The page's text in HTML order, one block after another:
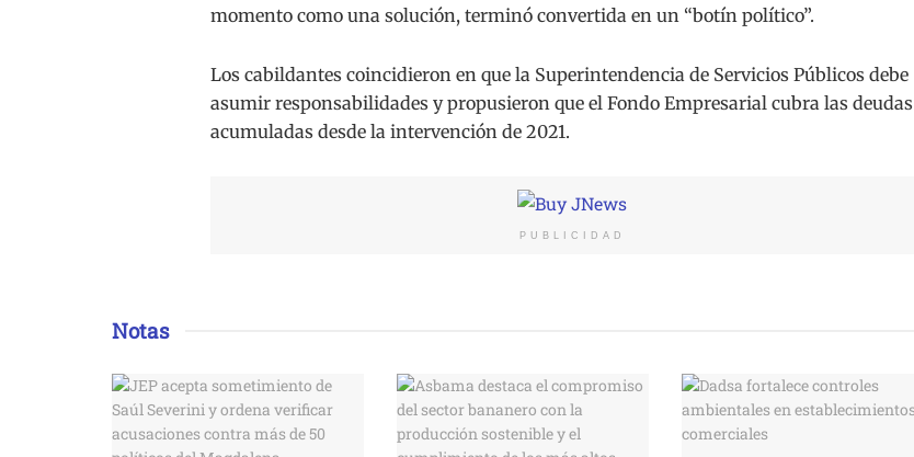
momento como una solución, terminó convertida en un “botín político”.
Los cabildantes coincidieron en que la Superintendencia de Servicios Públicos debe
asumir responsabilidades y propusieron que el Fondo Empresarial cubra las deudas
acumuladas desde la intervención de 2021.
PUBLICIDAD
Notas